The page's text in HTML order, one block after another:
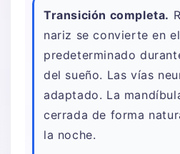
Transición completa.
nariz se convierte en
predeterminado
del sueño. Las vías
adaptado. La
cerrada de forma
la noche.